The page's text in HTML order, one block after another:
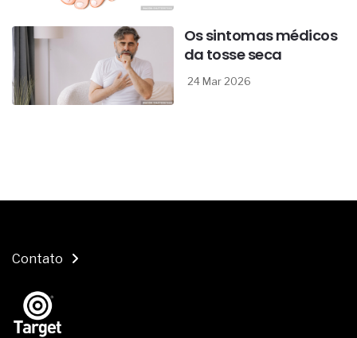
Os sintomas médicos
da tosse seca
24 Mar 2026
Contato